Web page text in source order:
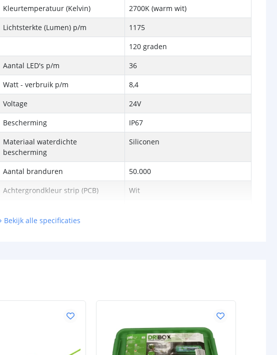
Kleurtemperatuur (Kelvin)
2700K (warm wit)
Lichtsterkte (Lumen) p/m
1175
120 graden
Aantal LED's p/m
36
Watt - verbruik p/m
8,4
Voltage
24V
Bescherming
IP67
Materiaal waterdichte
bescherming
Siliconen
Aantal branduren
50.000
Achtergrondkleur strip (PCB)
Wit
Bekijk alle specificaties